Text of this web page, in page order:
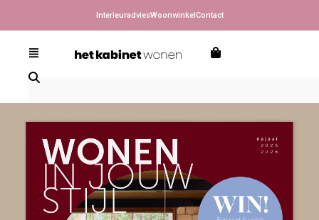
InterieuradviesWoonwinkelContact